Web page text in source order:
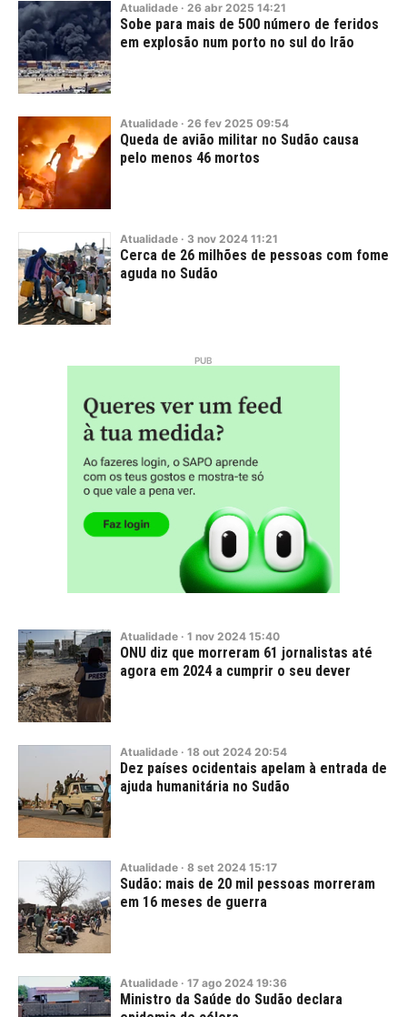
Atualidade · 26 abr 2025 14:21
Sobe para mais de 500 número de feridos
em explosão num porto no sul do Irão
Atualidade · 26 fev 2025 09:54
Queda de avião militar no Sudão causa
pelo menos 46 mortos
Atualidade · 3 nov 2024 11:21
Cerca de 26 milhões de pessoas com fome
aguda no Sudão
Atualidade · 1 nov 2024 15:40
ONU diz que morreram 61 jornalistas até
agora em 2024 a cumprir o seu dever
Atualidade · 18 out 2024 20:54
Dez países ocidentais apelam à entrada de
ajuda humanitária no Sudão
Atualidade · 8 set 2024 15:17
Sudão: mais de 20 mil pessoas morreram
em 16 meses de guerra
Atualidade · 17 ago 2024 19:36
Ministro da Saúde do Sudão declara